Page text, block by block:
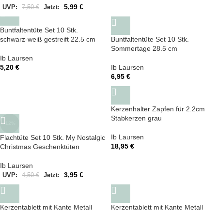
UVP: 7,50€ Jetzt: 5,99 €
Buntfaltentüte Set 10 Stk.
schwarz-weiß gestreift 22.5 cm
Ib Laursen
5,20 €
Buntfaltentüte Set 10 Stk.
Sommertage 28.5 cm
Ib Laursen
6,95 €
-12%
Flachtüte Set 10 Stk. My Nostalgic
Christmas Geschenktüten
Ib Laursen
UVP: 4,50€ Jetzt: 3,95 €
Kerzenhalter Zapfen für 2.2cm
Stabkerzen grau
Ib Laursen
18,95 €
Kerzentablett mit Kante Metall
Kerzentablett mit Kante Metall